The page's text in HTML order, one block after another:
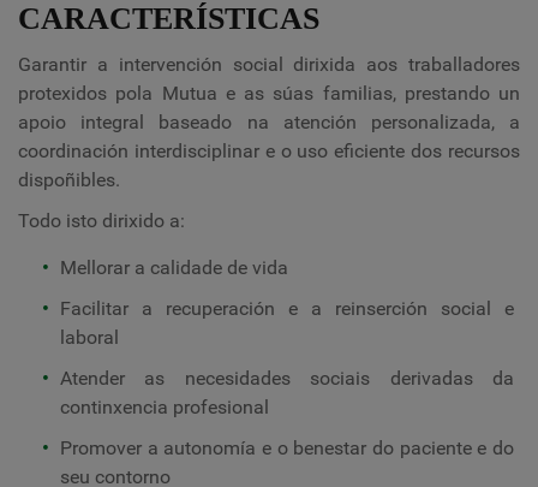
CARACTERÍSTICAS
Garantir a intervención social dirixida aos traballadores
protexidos pola Mutua e as súas familias, prestando un
apoio integral baseado na atención personalizada, a
coordinación interdisciplinar e o uso eficiente dos recursos
dispoñibles.
Todo isto dirixido a:
Mellorar a calidade de vida
Facilitar a recuperación e a reinserción social e
laboral
Atender as necesidades sociais derivadas da
continxencia profesional
Promover a autonomía e o benestar do paciente e do
seu contorno